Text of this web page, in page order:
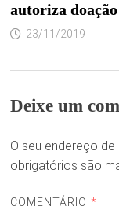
autoriza
23/11/2019
Deixe um
O seu endereço
obrigatórios são
COMENTÁRIO *